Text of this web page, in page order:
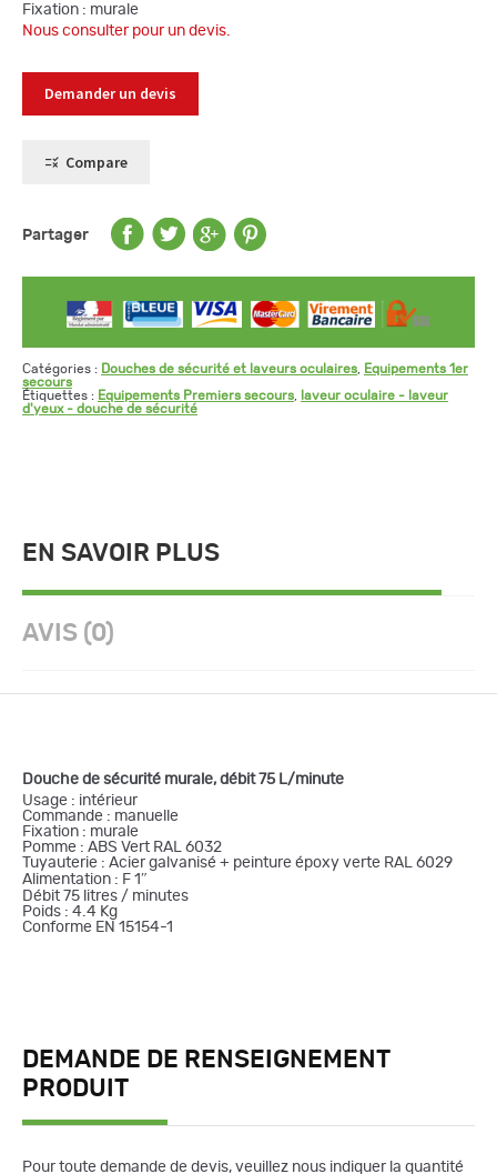
Fixation : murale
Nous consulter pour un devis.
Demander un devis
Compare
Partager
Catégories : Douches de sécurité et laveurs oculaires
Equipements 1er
secours
Étiquettes : Equipements Premiers secours
laveur oculaire - laveur
d'yeux - douche de sécurité
EN SAVOIR PLUS
AVIS (0)
Douche de sécurité murale, débit 75 L/minute
Usage : intérieur
Commande : manuelle
Fixation : murale
Pomme : ABS Vert RAL 6032
Tuyauterie : Acier galvanisé + peinture époxy verte RAL 6029
Alimentation : F 1″
Débit 75 litres / minutes
Poids : 4.4 Kg
Conforme EN 15154-1
DEMANDE DE RENSEIGNEMENT
PRODUIT
Pour toute demande de devis, veuillez nous indiquer la quantité